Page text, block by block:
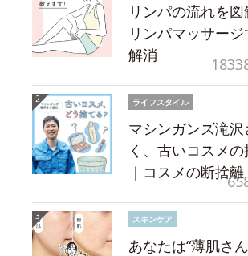
リンパの流れを
リンパマッサー
解消
ライフスタイル
マシンガンズ滝
く、古いコスメの
｜コスメの断捨
スキンケア
あなたは“薄肌さ